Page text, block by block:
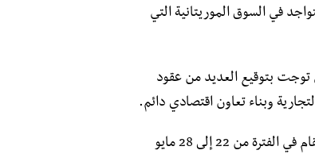
في السوق الموريتانية التي
توجت بتوقيع العديد من عقود
وبناء تعاون اقتصادي دائم.
جدير بالذكر أن الطبعة السابعة لمعرض المنتجات الجزائرية بنواكشوط ستقام في الفترة من 22 إلى 28 مايو